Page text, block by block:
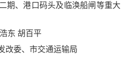
期、港口码头及临涣船闸等重大
东 胡百平
改委、市交通运输局